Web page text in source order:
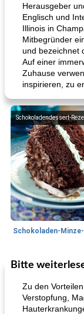
Herausgeber
Englisch und
Illinois in
Mitbegründer
und bezeichnet
Auf einer
Zuhause
inspirieren, zu
Schokoladendessert-
Schokoladen-
Salsas
Bitte
Zu den
Verstopfung,